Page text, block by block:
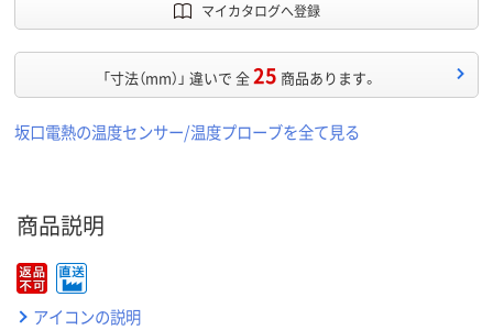
マイカタログへ登録
「寸法（mm）」 違いで 全25 商品あります。
坂口電熱の温度センサー/温度プローブを全て見る
商品説明
アイコンの説明